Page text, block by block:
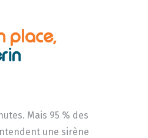
place,
Mais 95 % des
une sirène